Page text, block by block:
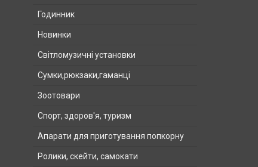
Годинник
Новинки
Світломузичні установки
Сумки,рюкзаки,гаманці
Зоотовари
Спорт, здоров'я, туризм
Апарати для приготування попкорну
Ролики, скейти, самокати